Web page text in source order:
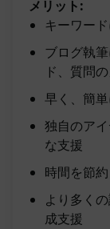
メリット:
キーワー
ブログ執
ド、質問
早く、簡
独自のア
な支援
時間を節
より多く
成支援